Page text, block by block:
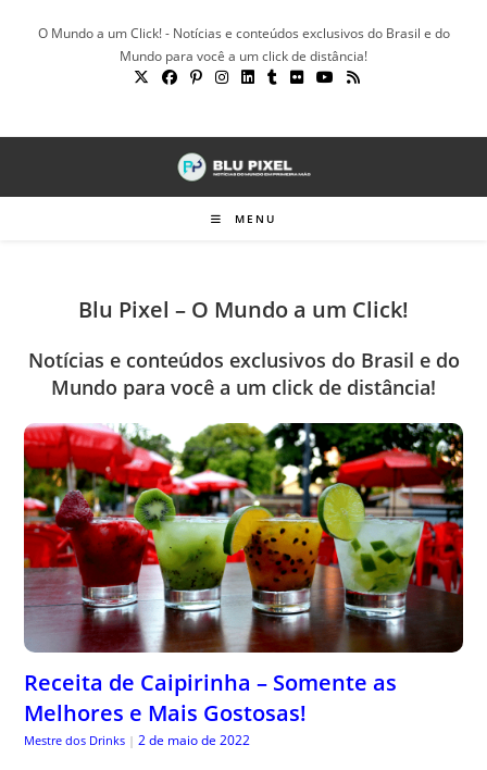
O Mundo a um Click! - Notícias e conteúdos exclusivos do Brasil e do
Mundo para você a um click de distância!
MENU
Blu Pixel – O Mundo a um Click!
Notícias e conteúdos exclusivos do Brasil e do
Mundo para você a um click de distância!
Receita de Caipirinha – Somente as
Melhores e Mais Gostosas!
Mestre dos Drinks | 2 de maio de 2022